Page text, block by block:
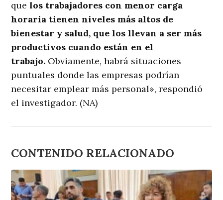
quelos trabajadores con menor carga
horaria tienen niveles más altos de
bienestar y salud, que los llevan a ser más
productivos cuando están en el
trabajo. Obviamente, habrá situaciones
puntuales donde las empresas podrían
necesitar emplear más personal», respondió
el investigador. (NA)
CONTENIDO RELACIONADO